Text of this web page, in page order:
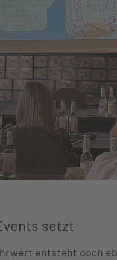
setzt
entsteht doch